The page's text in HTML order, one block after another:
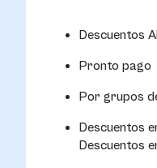
Descuentos
Pronto pago
Por grupos
Descuentos
Descuentos